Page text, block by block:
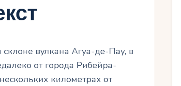
вулкана Агуа-де-Пау, в
от города Рибейра-
километрах от